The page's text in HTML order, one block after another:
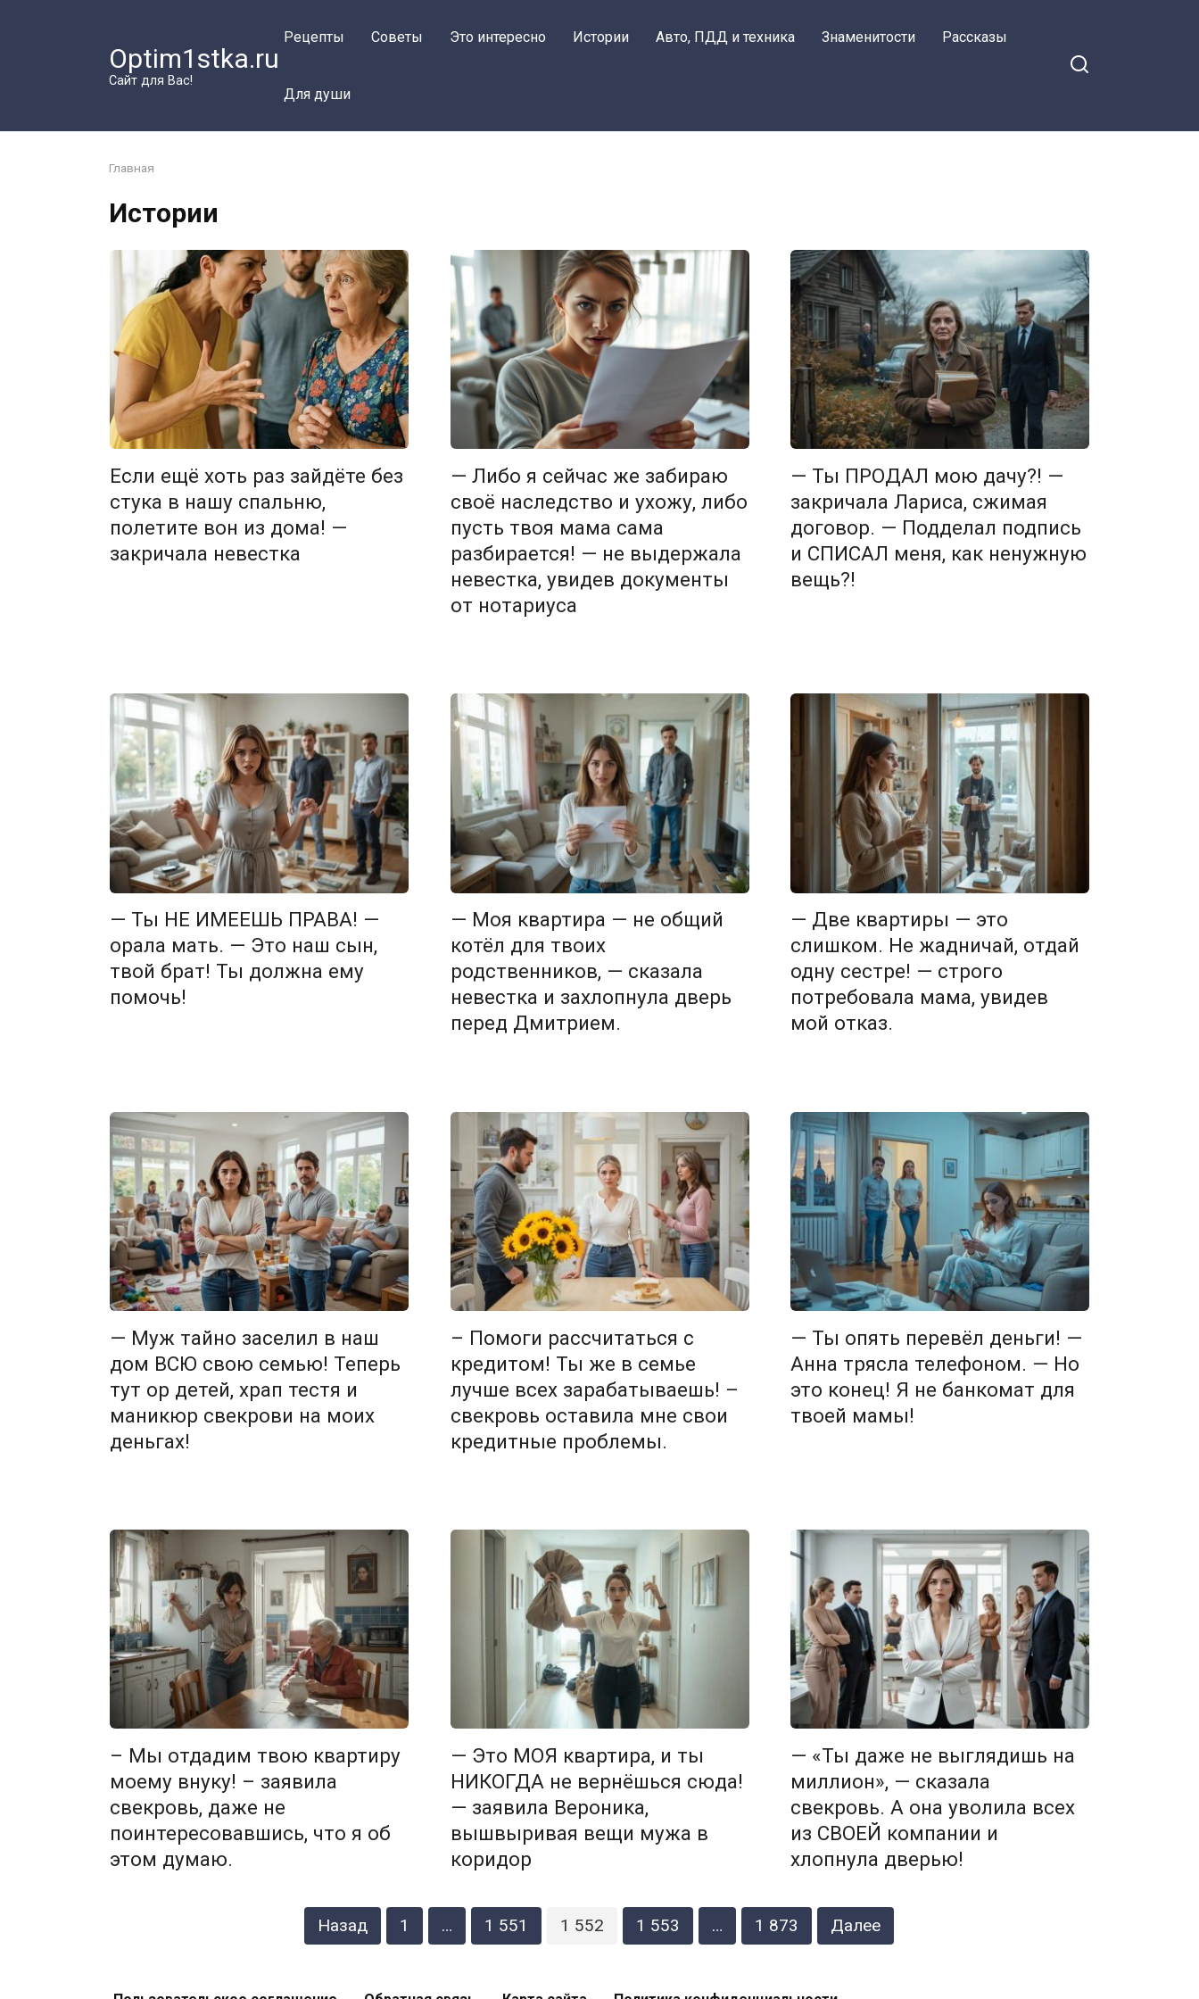
Optim1stka.ru
Сайт для Вас!
Рецепты Советы Это интересно Истории Авто, ПДД и техника Знаменитости Рассказы
Для души
Главная
Истории
Если ещё хоть раз зайдёте без
стука в нашу спальню,
полетите вон из дома! —
закричала невестка
— Либо я сейчас же забираю
своё наследство и ухожу, либо
пусть твоя мама сама
разбирается! — не выдержала
невестка, увидев документы
от нотариуса
— Ты ПРОДАЛ мою дачу?! —
закричала Лариса, сжимая
договор. — Подделал подпись
и СПИСАЛ меня, как ненужную
вещь?!
— Ты НЕ ИМЕЕШЬ ПРАВА! —
орала мать. — Это наш сын,
твой брат! Ты должна ему
помочь!
— Моя квартира — не общий
котёл для твоих
родственников, — сказала
невестка и захлопнула дверь
перед Дмитрием.
— Две квартиры — это
слишком. Не жадничай, отдай
одну сестре! — строго
потребовала мама, увидев
мой отказ.
— Муж тайно заселил в наш
дом ВСЮ свою семью! Теперь
тут ор детей, храп тестя и
маникюр свекрови на моих
деньгах!
– Помоги рассчитаться с
кредитом! Ты же в семье
лучше всех зарабатываешь! –
свекровь оставила мне свои
кредитные проблемы.
— Ты опять перевёл деньги! —
Анна трясла телефоном. — Но
это конец! Я не банкомат для
твоей мамы!
– Мы отдадим твою квартиру
моему внуку! – заявила
свекровь, даже не
поинтересовавшись, что я об
этом думаю.
— Это МОЯ квартира, и ты
НИКОГДА не вернёшься сюда!
— заявила Вероника,
вышвыривая вещи мужа в
коридор
— «Ты даже не выглядишь на
миллион», — сказала
свекровь. А она уволила всех
из СВОЕЙ компании и
хлопнула дверью!
Назад 1 … 1 551 1 552 1 553 … 1 873 Далее